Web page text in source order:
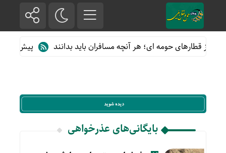
از قطارهای حومه ای؛ هر آنچه مسافران باید بدانند پیش فروش
بایگانی‌های عذرخواهی